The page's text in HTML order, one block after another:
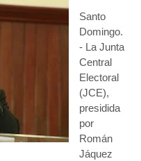
Santo
Domingo.
- La Junta
Central
Electoral
(JCE),
presidida
por
Román
Jáquez